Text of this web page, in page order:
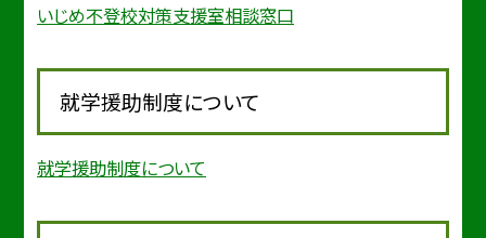
いじめ不登校対策支援室相談窓口
就学援助制度について
就学援助制度について